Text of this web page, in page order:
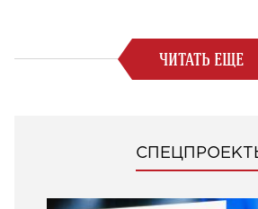
ЧИТАТЬ ЕЩЕ